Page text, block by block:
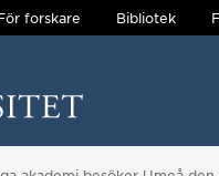
forskare Bibliotek